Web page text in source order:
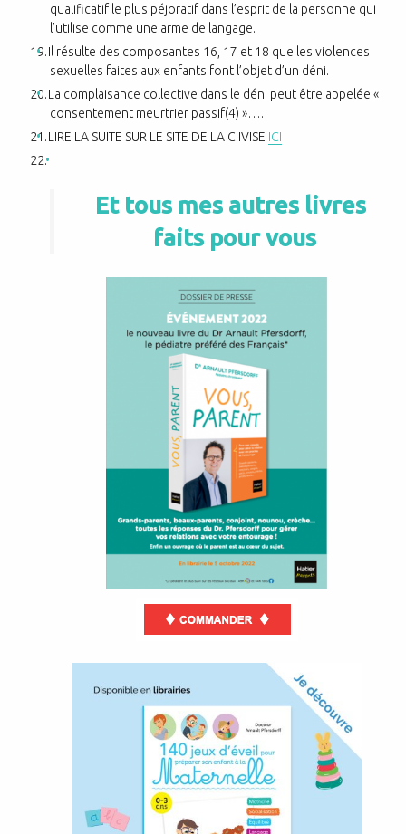
qualificatif le plus péjoratif dans l’esprit de la personne qui
l’utilise comme une arme de langage.
Il résulte des composantes 16, 17 et 18 que les violences
sexuelles faites aux enfants font l’objet d’un déni.
La complaisance collective dans le déni peut être appelée «
consentement meurtrier passif(4) »….
LIRE LA SUITE SUR LE SITE DE LA CIIVISE ICI
Et tous mes autres livres
faits pour vous